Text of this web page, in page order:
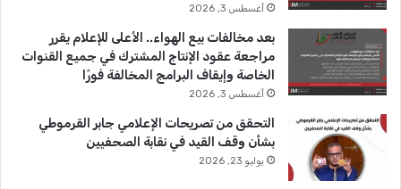
أغسطس 3, 2026
بعد مخالفات بيع الهواء.. الأعلى للإعلام يقرر
مراجعة عقود الإنتاج المشترك في جميع القنوات
الخاصة وإيقاف البرامج المخالفة فورًا
أغسطس 3, 2026
التحقق من تصريحات الإعلامي جابر القرموطي
بشأن وقف القيد في نقابة الصحفيين
يوليو 23, 2026